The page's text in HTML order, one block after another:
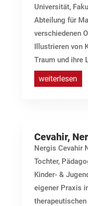
Universität,
Abteilung für
verschiedenen
Illustrieren von
Traum und ihre
weiterlesen
Cevahir,
Nergis Cevahir
Tochter,
Kinder- &
eigener Praxis